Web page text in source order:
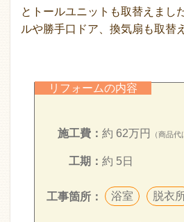
とトールユニットも取替えま
ルや勝手口ドア、換気扇も取替
リフォームの内容
施工費： 約 62万円 （商品代
工期： 約 5日
工事箇所： 浴室 脱衣